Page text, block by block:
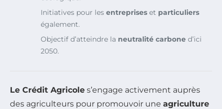
Initiatives pour les entreprises et particuliers
également.
Objectif d’atteindre la neutralité carbone d’ici
2050.
Le Crédit Agricole s’engage activement auprès
des agriculteurs pour promouvoir une agriculture